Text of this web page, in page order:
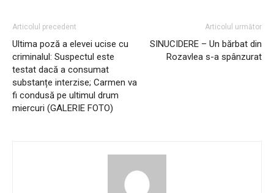
Articolul precedent
Ultima poză a elevei ucise cu
criminalul: Suspectul este
testat dacă a consumat
substanțe interzise; Carmen va
fi condusă pe ultimul drum
miercuri (GALERIE FOTO)
Articolul următor
SINUCIDERE – Un bărbat din
Rozavlea s-a spânzurat